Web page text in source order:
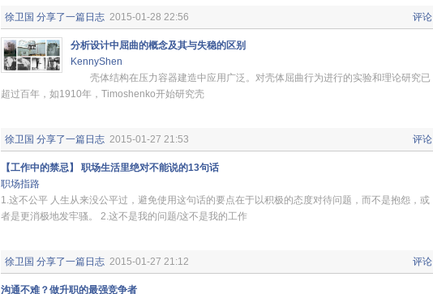
评论
徐卫国 分享了一篇日志 2015-01-28 22:56
分析设计中屈曲的概念及其与失稳的区别
KennyShen
壳体结构在压力容器建造中应用广泛。对壳体屈曲行为进行的实验和理论研究已
超过百年，如1910年，Timoshenko开始研究壳
评论
徐卫国 分享了一篇日志 2015-01-27 21:53
【工作中的禁忌】 职场生活里绝对不能说的13句话
职场指路
1.这不公平 人生从来没公平过，避免使用这句话的要点在于以积极的态度对待问题，而不是抱怨，或
者是更消极地发牢骚。 2.这不是我的问题/这不是我的工作
评论
徐卫国 分享了一篇日志 2015-01-27 21:12
沟通不难？做升职的最强竞争者